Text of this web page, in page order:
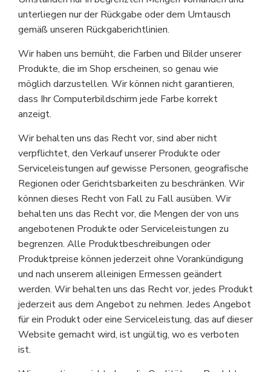
unterliegen nur der Rückgabe oder dem Umtausch
gemäß unseren Rückgaberichtlinien.
Wir haben uns bemüht, die Farben und Bilder unserer
Produkte, die im Shop erscheinen, so genau wie
möglich darzustellen. Wir können nicht garantieren,
dass Ihr Computerbildschirm jede Farbe korrekt
anzeigt.
Wir behalten uns das Recht vor, sind aber nicht
verpflichtet, den Verkauf unserer Produkte oder
Serviceleistungen auf gewisse Personen, geografische
Regionen oder Gerichtsbarkeiten zu beschränken. Wir
können dieses Recht von Fall zu Fall ausüben. Wir
behalten uns das Recht vor, die Mengen der von uns
angebotenen Produkte oder Serviceleistungen zu
begrenzen. Alle Produktbeschreibungen oder
Produktpreise können jederzeit ohne Vorankündigung
und nach unserem alleinigen Ermessen geändert
werden. Wir behalten uns das Recht vor, jedes Produkt
jederzeit aus dem Angebot zu nehmen. Jedes Angebot
für ein Produkt oder eine Serviceleistung, das auf dieser
Website gemacht wird, ist ungültig, wo es verboten
ist.